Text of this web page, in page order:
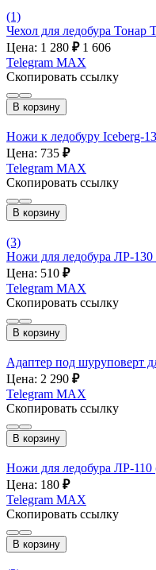
(1)
Чехол для ледобура Тонар
Цена: 1 280 ₽ 1 606
Telegram MAX
Скопировать ссылку
В корзину
Ножи к ледобуру Iceberg-
Цена: 735 ₽
Telegram MAX
Скопировать ссылку
В корзину
(3)
Ножи для ледобура ЛР-130
Цена: 510 ₽
Telegram MAX
Скопировать ссылку
В корзину
Адаптер под шуруповерт
Цена: 2 290 ₽
Telegram MAX
Скопировать ссылку
В корзину
Ножи для ледобура ЛР-
Цена: 180 ₽
Telegram MAX
Скопировать ссылку
В корзину